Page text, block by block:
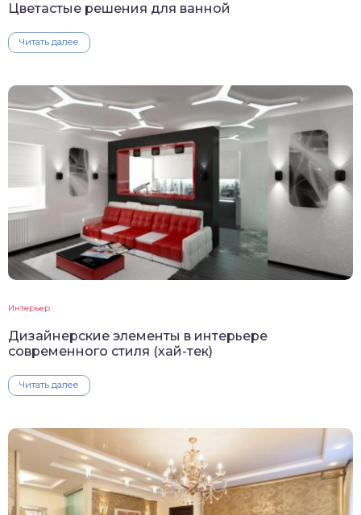
Цветастые решения для ванной
Читать далее
Интерьер
Дизайнерские элементы в интерьере
современного стиля (хай-тек)
Читать далее